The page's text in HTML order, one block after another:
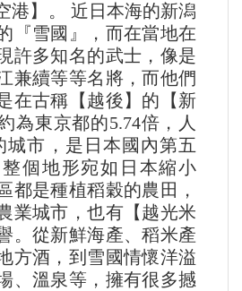
港】。 近日本海的新潟
『雪國』，而在當地在
許多知名的武士，像是
兼續等等名將，而他們
在古稱【越後】的【新
為東京都的5.74倍，人
城市，是日本國內第五
個地形宛如日本縮小
都是種植稻穀的農田，
業城市，也有【越光米
。從新鮮海產、稻米產
方酒，到雪國情懷洋溢
、溫泉等，擁有很多撼